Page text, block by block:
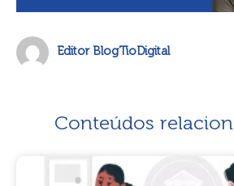
Editor BlogTioDigital
Conteúdos